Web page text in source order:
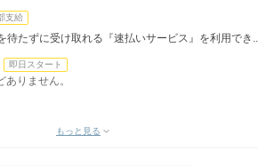
支給
たずに受け取れる『速払いサービス』を利用でき...
即日スタート
りません。
もっと見る